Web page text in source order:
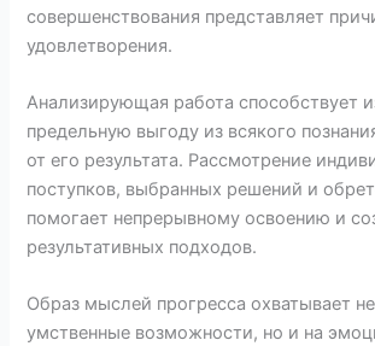
совершенствования представляет
удовлетворения.
Анализирующая работа способствует
предельную выгоду из всякого
от его результата. Рассмотрение
поступков, выбранных решений и
помогает непрерывному освоению и
результативных подходов.
Образ мыслей прогресса охватывает
умственные возможности, но и на